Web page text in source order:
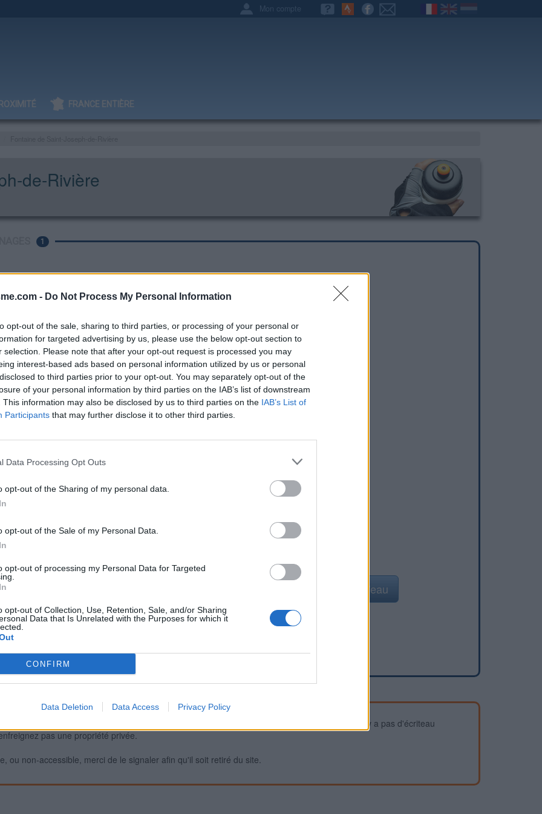
- Do Not Process My Personal Information
opt-out of the sale, sharing to third parties, or processing of your personal or
for targeted advertising by us, please use the below opt-out section to
selection. Please note that after your opt-out request is processed you may
interest-based ads based on personal information utilized by us or personal
to third parties prior to your opt-out. You may separately opt-out of the
of your personal information by third parties on the IAB’s list of downstream
This information may also be disclosed by us to third parties on the IAB’s List of
Participants that may further disclose it to other third parties.
Data Processing Opt Outs
opt-out of the Sharing of my personal data.
opt-out of the Sale of my Personal Data.
opt-out of processing my Personal Data for Targeted
opt-out of Collection, Use, Retention, Sale, and/or Sharing
Data that Is Unrelated with the Purposes for which it
CONFIRM
Data Deletion Data Access Privacy Policy
Mon compte
FRANCE ENTIÈRE
de-Rivière
1
le feu tricolore en provenance
Afficher la carte
Ajouter un point d'eau
ne peut pas être garantie. Avant d'utiliser un point d'eau, vous devez vous assurer qu'il n'y a pas d'écriteau
pas une propriété privée.
ou non-accessible, merci de le signaler afin qu'il soit retiré du site.